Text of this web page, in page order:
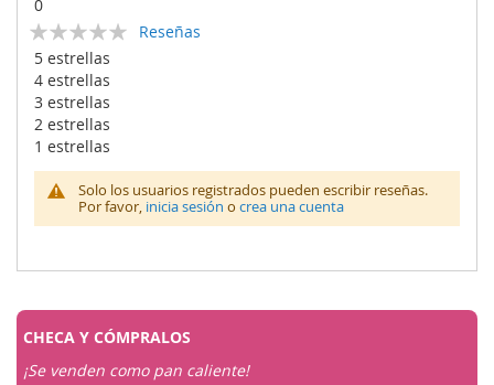
0
Calificación:
% of100
Reseñas
5 estrellas
4 estrellas
3 estrellas
2 estrellas
1 estrellas
Solo los usuarios registrados pueden escribir reseñas.
Por favor, inicia sesión o crea una cuenta
CHECA Y CÓMPRALOS
¡Se venden como pan caliente!